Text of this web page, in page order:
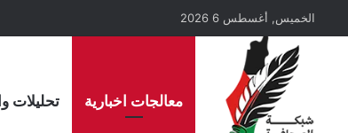
الخميس, أغسطس 6 2026
معالجات اخبارية تحليلات